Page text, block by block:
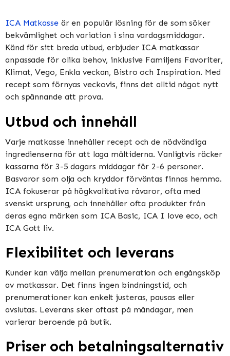
ICA Matkasseär en populär lösning för de som söker
bekvämlighet och variation i sina vardagsmiddagar.
Känd för sitt breda utbud, erbjuder ICA matkassar
anpassade för olika behov, inklusive Familjens Favoriter,
Klimat, Vego, Enkla veckan, Bistro och Inspiration​​​​. Med
recept som förnyas veckovis, finns det alltid något nytt
och spännande att prova​​.
Utbud och innehåll
Varje matkasse innehåller recept och de nödvändiga
ingredienserna för att laga måltiderna. Vanligtvis räcker
kassarna för 3-5 dagars middagar för 2-6 personer.
Basvaror som olja och kryddor förväntas finnas hemma​​.
ICA fokuserar på högkvalitativa råvaror, ofta med
svenskt ursprung, och innehåller ofta produkter från
deras egna märken som ICA Basic, ICA I love eco, och
ICA Gott liv​​.
Flexibilitet och leverans
Kunder kan välja mellan prenumeration och engångsköp
av matkassar. Det finns ingen bindningstid, och
prenumerationer kan enkelt justeras, pausas eller
avslutas. Leverans sker oftast på måndagar, men
varierar beroende på butik​​​​.
Priser och betalningsalternativ